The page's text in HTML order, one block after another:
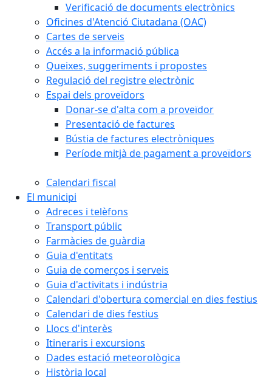
Verificació de documents electrònics
Oficines d'Atenció Ciutadana (OAC)
Cartes de serveis
Accés a la informació pública
Queixes, suggeriments i propostes
Regulació del registre electrònic
Espai dels proveïdors
Donar-se d'alta com a proveïdor
Presentació de factures
Bústia de factures electròniques
Període mitjà de pagament a proveïdors
Calendari fiscal
El municipi
Adreces i telèfons
Transport públic
Farmàcies de guàrdia
Guia d'entitats
Guia de comerços i serveis
Guia d'activitats i indústria
Calendari d'obertura comercial en dies festius
Calendari de dies festius
Llocs d'interès
Itineraris i excursions
Dades estació meteorològica
Història local